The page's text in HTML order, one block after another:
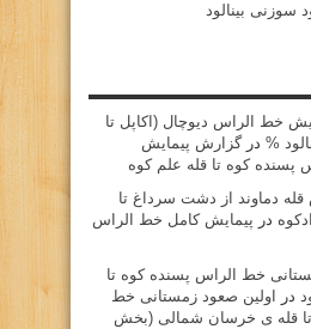
سوزنی بینالود
خط الراس ديوچال (اكاپل تا
% درگزارش پیمایش
کوه تا قله علم کوه
دماوند از دشت سرداغ تا
در پیمایش کامل خط الراس
خط الراس پسنده کوه تا
در
اولین صعود زمستانی خط
تا قله ی خرسان شمالی (بخش